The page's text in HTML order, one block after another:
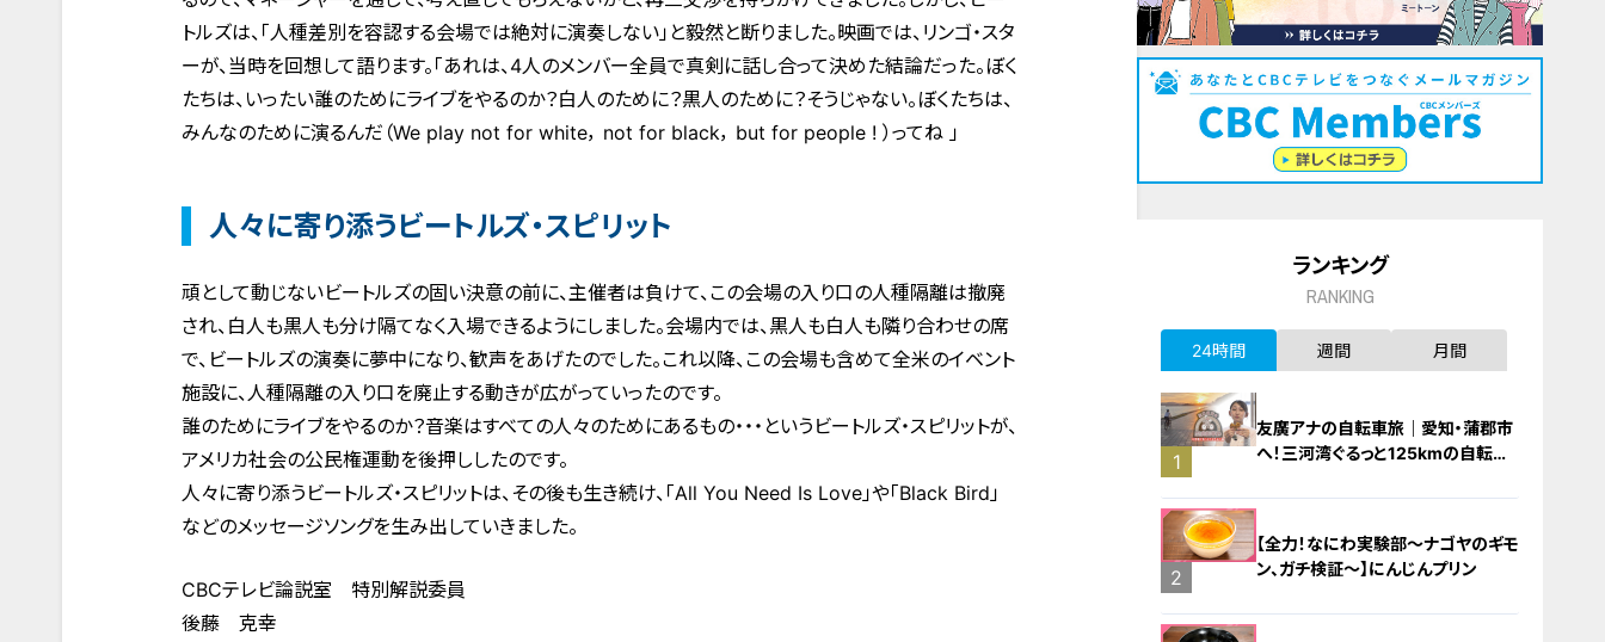
トルズは、「人種差別を容認する会場では絶対に演奏しない」と毅然と断りました。映画では、リンゴ・スタ
ーが、当時を回想して語ります。「あれは、4人のメンバー全員で真剣に話し合って決めた結論だった。ぼく
たちは、いったい誰のためにライブをやるのか？白人のために？黒人のために？そうじゃない。ぼくたちは、
みんなのために演るんだ（We play not for white， not for black， but for people ! ）ってね 」
人々に寄り添うビートルズ・スピリット
頑として動じないビートルズの固い決意の前に、主催者は負けて、この会場の入り口の人種隔離は撤廃
され、白人も黒人も分け隔てなく入場できるようにしました。会場内では、黒人も白人も隣り合わせの席
で、ビートルズの演奏に夢中になり、歓声をあげたのでした。これ以降、この会場も含めて全米のイベント
施設に、人種隔離の入り口を廃止する動きが広がっていったのです。
誰のためにライブをやるのか？音楽はすべての人々のためにあるもの・・・というビートルズ・スピリットが、
アメリカ社会の公民権運動を後押ししたのです。
人々に寄り添うビートルズ・スピリットは、その後も生き続け、「All You Need Is Love」や「Black Bird」
などのメッセージソングを生み出していきました。
CBCテレビ論説室 特別解説委員
後藤 克幸
ランキング
RANKING
24時間 週間 月間
1
友廣アナの自転車旅｜愛知・蒲郡市
へ！三河湾ぐるっと125kmの自転車
2
【全力！なにわ実験部～ナゴヤのギモ
ン、ガチ検証～】にんじんプリン